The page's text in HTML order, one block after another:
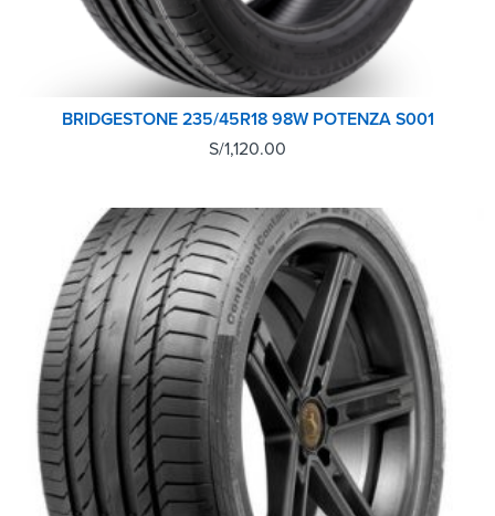
BRIDGESTONE 235/45R18 98W POTENZA S001
S/1,120.00